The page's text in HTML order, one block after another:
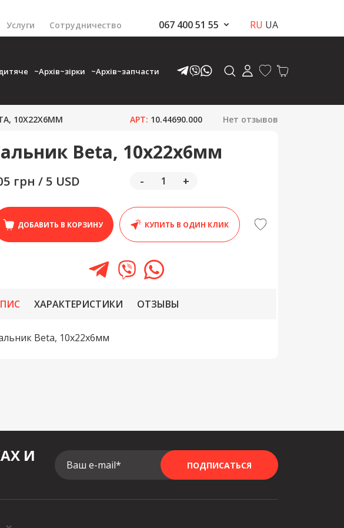
Услуги Сотрудничество 067 400 51 55 RU UA
~Архів~зірки ~Архів~запчасти
10X22X6ММ АРТ: 10.44690.000 Нет отзывов
Beta, 10x22x6мм
грн / 5 USD - +
ДОБАВИТЬ В КОРЗИНУ КУПИТЬ В ОДИН КЛИК
ХАРАКТЕРИСТИКИ ОТЗЫВЫ
Beta, 10x22x6мм
И
Ваш e-mail* ПОДПИСАТЬСЯ